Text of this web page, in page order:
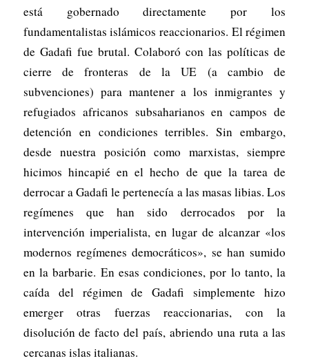
está gobernado directamente por los
fundamentalistas islámicos reaccionarios. El régimen
de Gadafi fue brutal. Colaboró con las políticas de
cierre de fronteras de la UE (a cambio de
subvenciones) para mantener a los inmigrantes y
refugiados africanos subsaharianos en campos de
detención en condiciones terribles. Sin embargo,
desde nuestra posición como marxistas, siempre
hicimos hincapié en el hecho de que la tarea de
derrocar a Gadafi le pertenecía a las masas libias. Los
regímenes que han sido derrocados por la
intervención imperialista, en lugar de alcanzar «los
modernos regímenes democráticos», se han sumido
en la barbarie. En esas condiciones, por lo tanto, la
caída del régimen de Gadafi simplemente hizo
emerger otras fuerzas reaccionarias, con la
disolución de facto del país, abriendo una ruta a las
cercanas islas italianas.